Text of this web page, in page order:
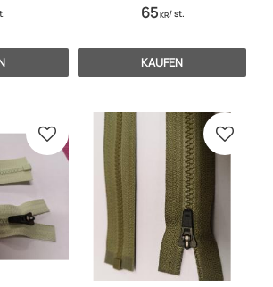
65KR/st.
KAUFEN
Zu Favoriten hinzufügen Zu